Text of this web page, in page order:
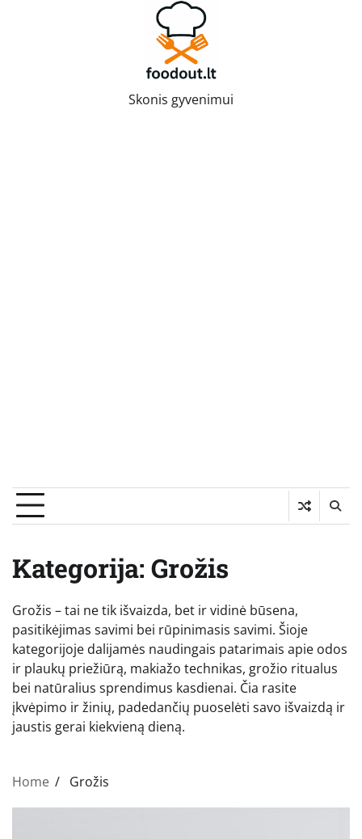
Skonis gyvenimui
Kategorija: Grožis
Grožis – tai ne tik išvaizda, bet ir vidinė būsena,
pasitikėjimas savimi bei rūpinimasis savimi. Šioje
kategorijoje dalijamės naudingais patarimais apie odos
ir plaukų priežiūrą, makiažo technikas, grožio ritualus
bei natūralius sprendimus kasdienai. Čia rasite
įkvėpimo ir žinių, padedančių puoselėti savo išvaizdą ir
jaustis gerai kiekvieną dieną.
Home Grožis